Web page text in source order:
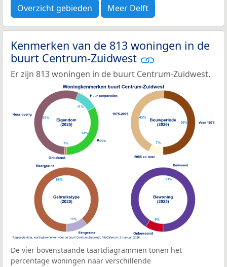
Overzicht gebieden Meer Delft
Kenmerken van de 813 woningen in de
buurt Centrum-Zuidwest
Er zijn 813 woningen in de buurt Centrum-Zuidwest.
De vier bovenstaande taartdiagrammen tonen het
percentage woningen naar verschillende